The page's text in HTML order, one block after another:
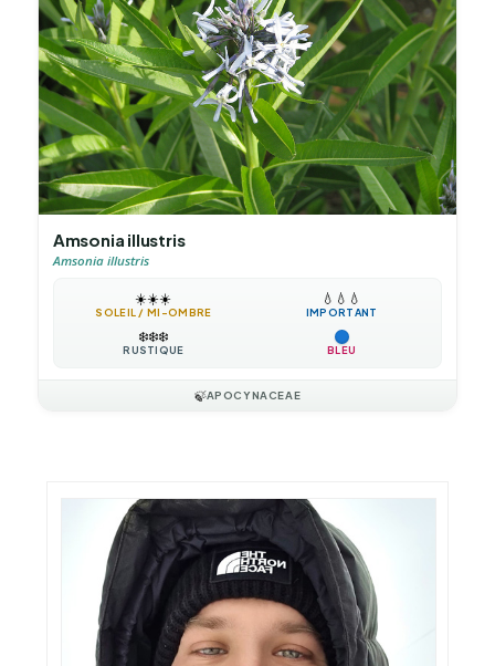
Amsonia illustris
Amsonia illustris
☀️☀️☀️
SOLEIL / MI-OMBRE
💧 💧 💧
IMPORTANT
❄️❄️❄️
RUSTIQUE BLEU
🍃APOCYNACEAE